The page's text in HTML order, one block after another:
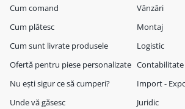
Cum comand
Cum plătesc
Cum sunt livrate produsele
Ofertă pentru piese personalizate
Nu ești sigur ce să cumperi?
Unde vă găsesc
Vânzări
Montaj
Logistic
Contabilitate
Import -
Juridic